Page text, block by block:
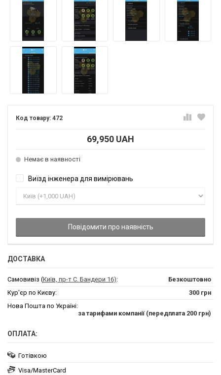
472
69,950 UAH
Немає в наявності
Виїзд інженера для вимірювань
Повідомити про наявність
ДОСТАВКА
Самовивіз (Київ, пр-т С. Бандери 16):
Безкоштовно
Кур'єр по Києву:
300 грн
Нова Пошта по Україні:
за тарифами компанії (передплата 200 грн)
ОПЛАТА:
Готівкою
Visa/MasterCard